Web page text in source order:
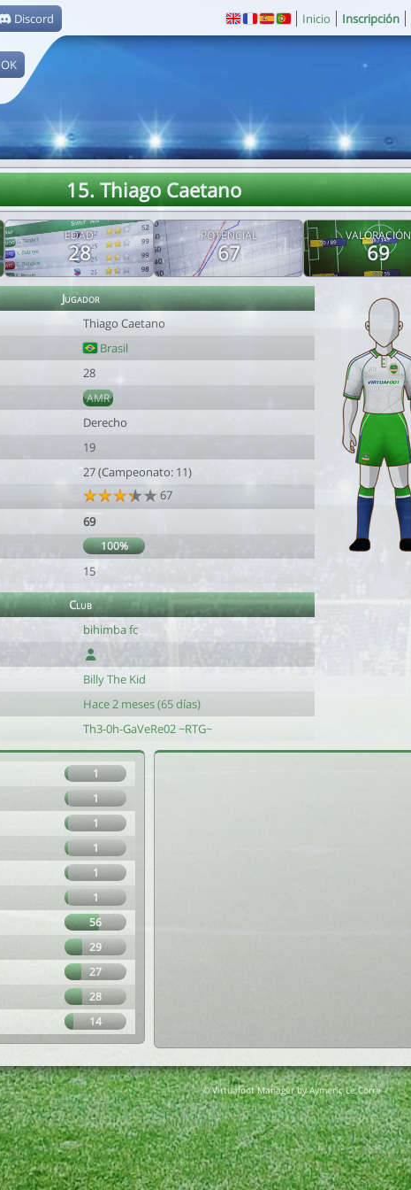
Discord
OK
Inicio Inscripción
15. Thiago Caetano
EDAD
28
POTENCIAL
67
VALORACIÓN
69
Jugador
Thiago Caetano
Brasil
28
AMR
Derecho
19
27 (Campeonato: 11)
67
69
100%
15
Club
bihimba fc
Billy The Kid
Hace 2 meses (65 días)
Th3-0h-GaVeRe02 ~RTG~
1
1
1
1
1
1
56
29
27
28
14
© Virtuafoot Manager by Aymeric Le Corre